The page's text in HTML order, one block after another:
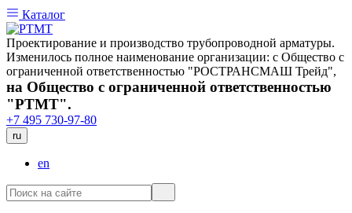
Каталог
Проектирование и производство трубопроводной арматуры.
Изменилось полное наименование организации: с Общество с
ограниченной ответственностью "РОСТРАНСМАШ Трейд",
на Общество с ограниченной ответственностью
"РТМТ".
+7 495 730-97-80
ru
en